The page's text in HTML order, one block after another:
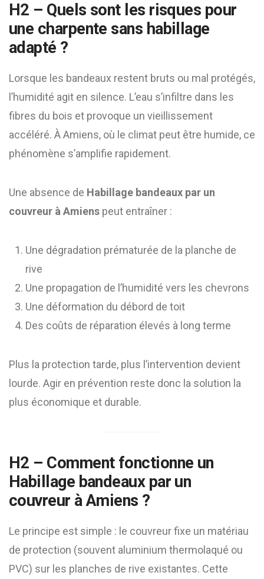
H2 – Quels sont les risques pour
une charpente sans habillage
adapté ?
Lorsque les bandeaux restent bruts ou mal protégés,
l’humidité agit en silence. L’eau s’infiltre dans les
fibres du bois et provoque un vieillissement
accéléré. À Amiens, où le climat peut être humide, ce
phénomène s’amplifie rapidement.
Une absence de Habillage bandeaux par un
couvreur à Amiens peut entraîner :
Une dégradation prématurée de la planche de
rive
Une propagation de l’humidité vers les chevrons
Une déformation du débord de toit
Des coûts de réparation élevés à long terme
Plus la protection tarde, plus l’intervention devient
lourde. Agir en prévention reste donc la solution la
plus économique et durable.
H2 – Comment fonctionne un
Habillage bandeaux par un
couvreur à Amiens ?
Le principe est simple : le couvreur fixe un matériau
de protection (souvent aluminium thermolaqué ou
PVC) sur les planches de rive existantes. Cette